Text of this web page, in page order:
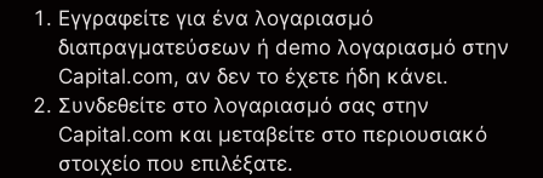
Εγγραφείτε για ένα λογαριασμό
διαπραγματεύσεων ή demo λογαριασμό στην
Capital.com, αν δεν το έχετε ήδη κάνει.
Συνδεθείτε στο λογαριασμό σας στην
Capital.com και μεταβείτε στο περιουσιακό
στοιχείο που επιλέξατε.